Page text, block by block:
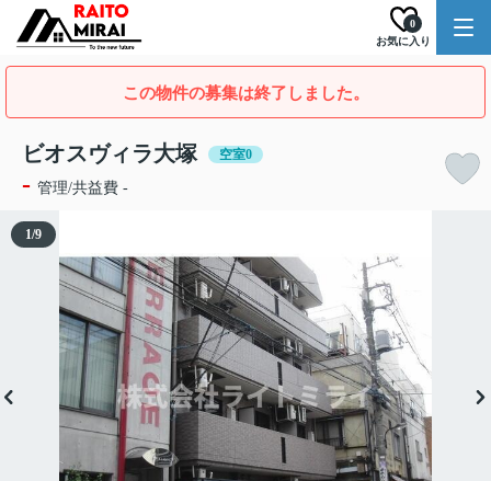
お気に入り
0
この物件の募集は終了しました。
ビオスヴィラ大塚 空室0
- 管理/共益費 -
1/9